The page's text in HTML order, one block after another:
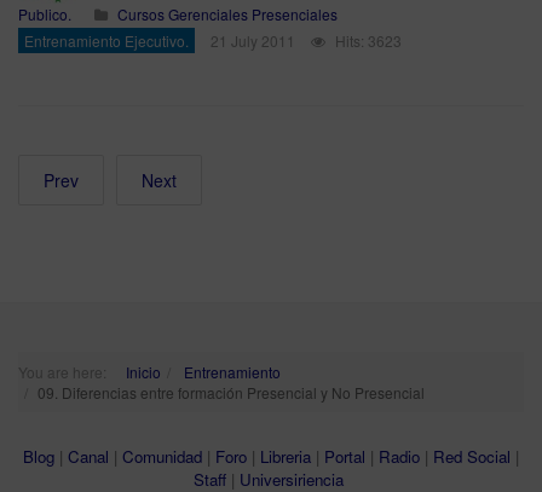
Publico.
Cursos Gerenciales Presenciales
Entrenamiento Ejecutivo.
21 July 2011 Hits: 3623
Prev Next
You are here: Inicio
Entrenamiento
09. Diferencias entre formación Presencial y No Presencial
Blog | Canal | Comunidad | Foro | Libreria | Portal | Radio | Red Social |
Staff | Universiriencia